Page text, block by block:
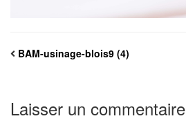
BAM-usinage-blois9 (4)
Laisser un commentaire